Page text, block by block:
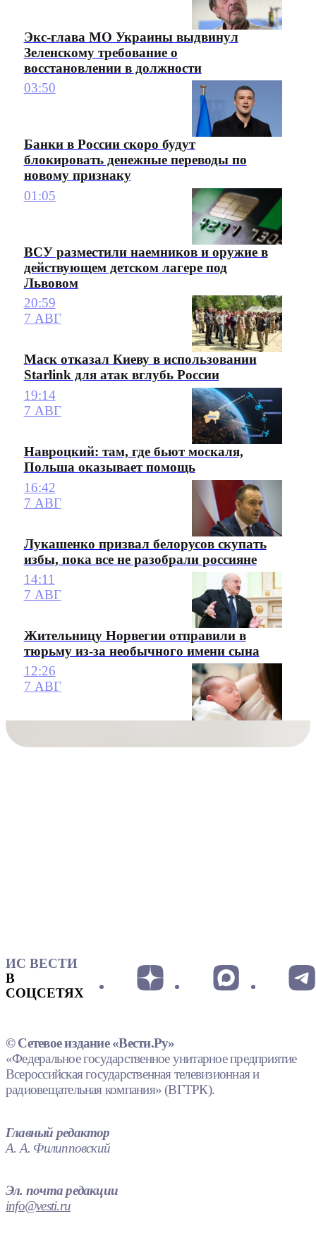
Экс-глава МО Украины выдвинул
Зеленскому требование о
восстановлении в должности
03:50
Банки в России скоро будут
блокировать денежные переводы по
новому признаку
01:05
ВСУ разместили наемников и оружие в
действующем детском лагере под
Львовом
20:59
7 АВГ
Маск отказал Киеву в использовании
Starlink для атак вглубь России
19:14
7 АВГ
Навроцкий: там, где бьют москаля,
Польша оказывает помощь
16:42
7 АВГ
Лукашенко призвал белорусов скупать
избы, пока все не разобрали россияне
14:11
7 АВГ
Жительницу Норвегии отправили в
тюрьму из-за необычного имени сына
12:26
7 АВГ
ИС ВЕСТИ
В
СОЦСЕТЯХ
© Сетевое издание «Вести.Ру»
«Федеральное государственное унитарное предприятие
Всероссийская государственная телевизионная и
радиовещательная компания» (ВГТРК).
Главный редактор
А. А. Филипповский
Эл. почта редакции
info@vesti.ru